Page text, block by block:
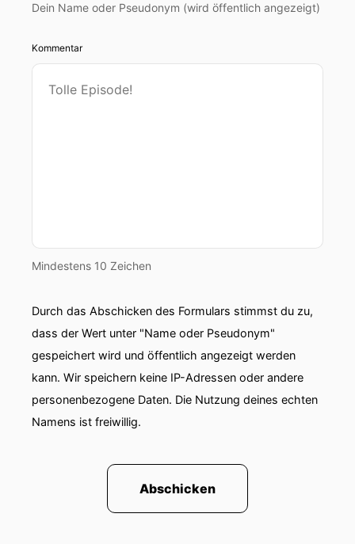
Dein Name oder Pseudonym (wird öffentlich angezeigt)
Kommentar
Mindestens 10 Zeichen
Durch das Abschicken des Formulars stimmst du zu,
dass der Wert unter "Name oder Pseudonym"
gespeichert wird und öffentlich angezeigt werden
kann. Wir speichern keine IP-Adressen oder andere
personenbezogene Daten. Die Nutzung deines echten
Namens ist freiwillig.
Abschicken